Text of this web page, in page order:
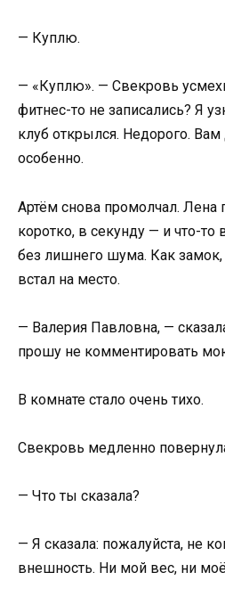
— Куплю.
— «Куплю». — Свекровь
фитнес-то не записались? Я
клуб открылся. Недорого.
особенно.
Артём снова промолчал. Лена
коротко, в секунду — и что-то
без лишнего шума. Как
встал на место.
— Валерия Павловна, —
прошу не комментировать
В комнате стало очень тихо.
Свекровь медленно
— Что ты сказала?
— Я сказала: пожалуйста, не
внешность. Ни мой вес, ни